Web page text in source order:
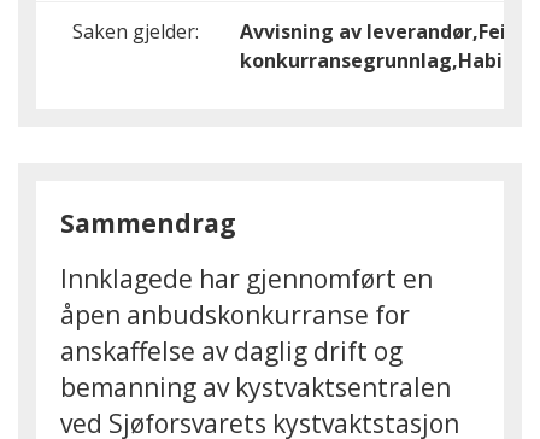
Saken gjelder:
Avvisning av leverandør,Feil
Sammendrag
Innklagede har gjennomført en
åpen anbudskonkurranse for
anskaffelse av daglig drift og
bemanning av kystvaktsentralen
ved Sjøforsvarets kystvaktstasjon